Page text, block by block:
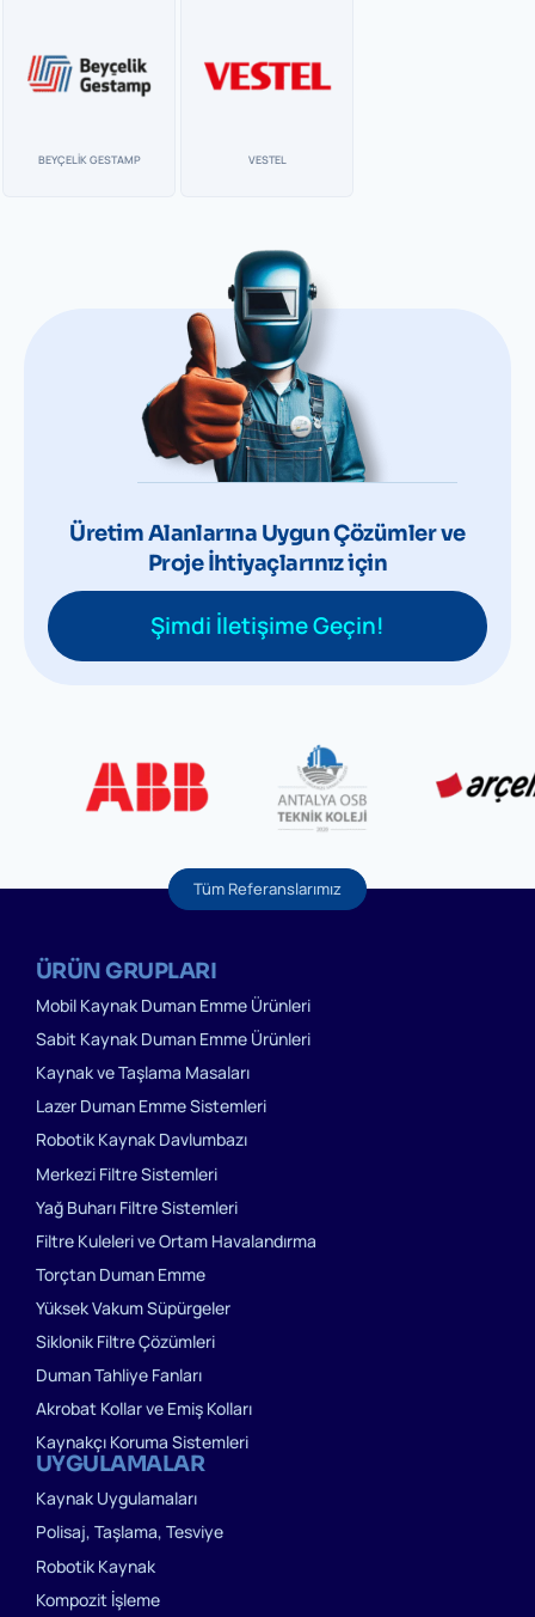
BEYÇELİK GESTAMP VESTEL
Üretim Alanlarına Uygun Çözümler ve
Proje İhtiyaçlarınız için
Şimdi İletişime Geçin!
Tüm Referanslarımız
ÜRÜN GRUPLARI
Mobil Kaynak Duman Emme Ürünleri
Sabit Kaynak Duman Emme Ürünleri
Kaynak ve Taşlama Masaları
Lazer Duman Emme Sistemleri
Robotik Kaynak Davlumbazı
Merkezi Filtre Sistemleri
Yağ Buharı Filtre Sistemleri
Filtre Kuleleri ve Ortam Havalandırma
Torçtan Duman Emme
Yüksek Vakum Süpürgeler
Siklonik Filtre Çözümleri
Duman Tahliye Fanları
Akrobat Kollar ve Emiş Kolları
Kaynakçı Koruma Sistemleri
UYGULAMALAR
Kaynak Uygulamaları
Polisaj, Taşlama, Tesviye
Robotik Kaynak
Kompozit İşleme